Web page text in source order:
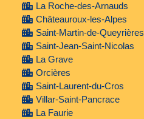
La Roche-des-Arnauds
Châteauroux-les-Alpes
Saint-Martin-de-Queyrières
Saint-Jean-Saint-Nicolas
La Grave
Orcières
Saint-Laurent-du-Cros
Villar-Saint-Pancrace
La Faurie